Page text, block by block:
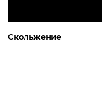
Скольжение